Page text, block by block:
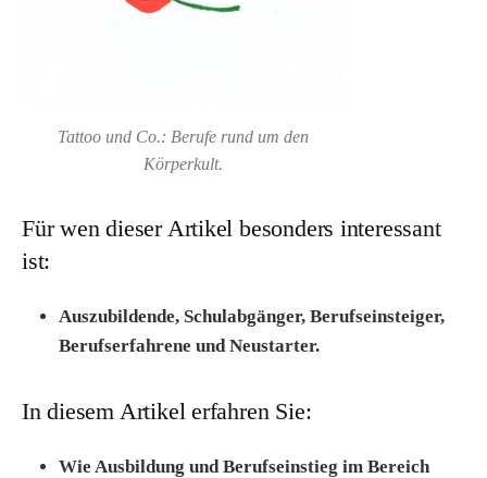
Tattoo und Co.: Berufe rund um den
Körperkult.
Für wen dieser Artikel besonders interessant
ist:
Auszubildende, Schulabgänger, Berufseinsteiger,
Berufserfahrene und Neustarter.
In diesem Artikel erfahren Sie:
Wie Ausbildung und Berufseinstieg im Bereich